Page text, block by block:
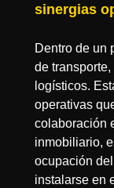
sinergias
Dentro de un
de
logísticos.
operativas
colaboración
inmobiliario,
ocupación
instalarse en